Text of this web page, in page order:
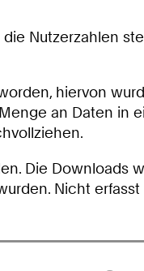
Nutzerzahlen
hiervon
an Daten in
Die Downloads
Nicht